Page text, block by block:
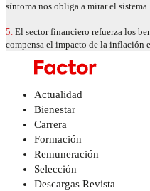
síntoma nos obliga a mirar el sistema
5. El sector financiero refuerza los
compensa el impacto de la inflación
Actualidad
Bienestar
Carrera
Formación
Remuneración
Selección
Descargas Revista